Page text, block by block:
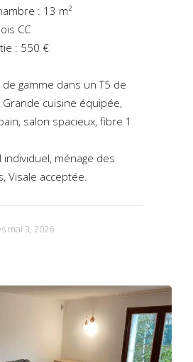
: 13 m²
CC
: 550 €
gamme dans un T5 de
Grande cuisine équipée,
salon spacieux, fibre 1
individuel, ménage des
Visale acceptée.
mai 3, 2026